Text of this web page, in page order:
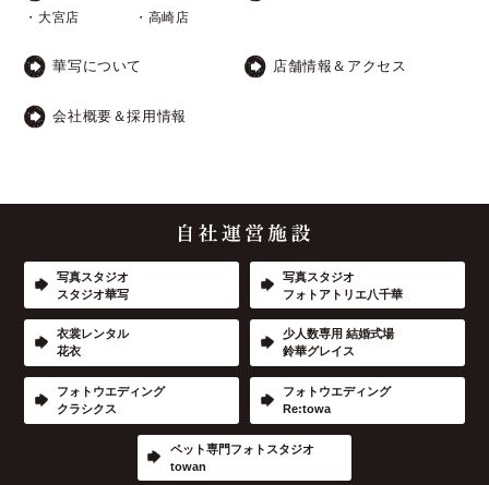
・大宮店 ・高崎店
華写について 店舗情報＆アクセス
会社概要＆採用情報
写真スタジオ
スタジオ華写
写真スタジオ
フォトアトリエ八千華
衣裳レンタル
花衣
少人数専用 結婚式場
鈴華グレイス
フォトウエディング
クラシクス
フォトウエディング
Re:towa
ペット専門フォトスタジオ
towan